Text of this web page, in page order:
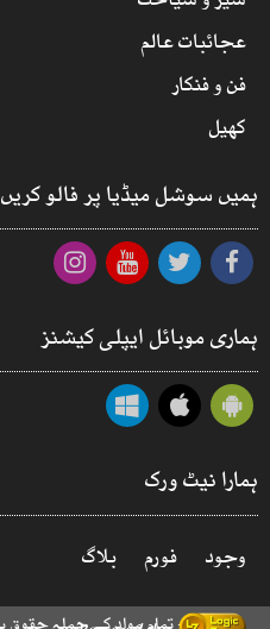
عجائبات عالم
فن و فنکار
کھیل
ہمیں سوشل میڈیا پر فالو کریں
ہماری موبائل ایپلی کیشنز
ہمارا نیٹ ورک
وجود فورم بلاگ